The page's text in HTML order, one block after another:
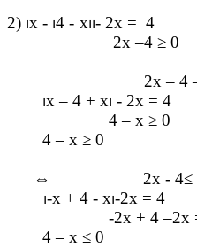
2) ⏐х - ⏐4 - х⏐⏐-
2х –4 ≥ 0
2х – 4 –
⏐х – 4 + х⏐ - 2х
4 – х ≥ 0
4 – х ≥ 0
⇔
2х - 4≤
⏐-х + 4 - х⏐-2х
-2х + 4 –2х =
4 – х≤ 0